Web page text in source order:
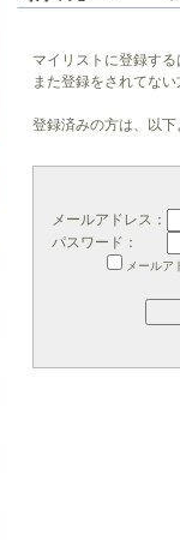
マイリストに登録す
また登録をされてな
登録済みの方は、以
メールアドレス：
パスワード：
メールア